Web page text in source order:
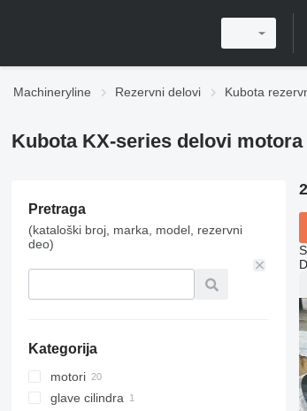
Machineryline Rezervni delovi Kubota
Kubota KX-series delovi
Pretraga
(kataloški broj, marka, model, rezervni
deo)
Kategorija
motori
glave cilindra